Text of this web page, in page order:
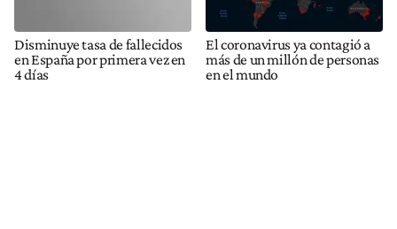
Disminuye tasa de fallecidos
en España por primera vez en
4 días
El coronavirus ya contagió a
más de un millón de personas
en el mundo